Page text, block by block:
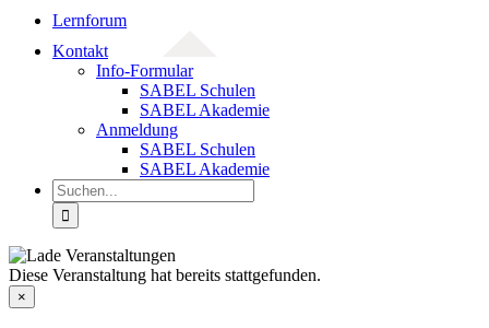
Lernforum
Kontakt
Info-Formular
SABEL Schulen
SABEL Akademie
Anmeldung
SABEL Schulen
SABEL Akademie
Suche
nach:
Diese Veranstaltung hat bereits stattgefunden.
×